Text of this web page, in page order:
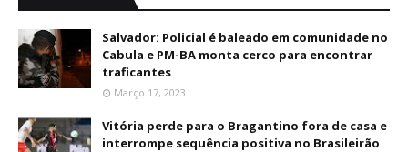
Salvador: Policial é baleado em comunidade no
Cabula e PM-BA monta cerco para encontrar
traficantes
Março 17, 2023
Vitória perde para o Bragantino fora de casa e
interrompe sequência positiva no Brasileirão